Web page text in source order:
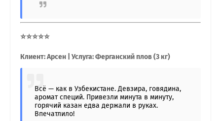
⭐⭐⭐⭐⭐
Клиент: Арсен | Услуга: Ферганский плов (3 кг)
Всё — как в Узбекистане. Девзира, говядина,
аромат специй. Привезли минута в минуту,
горячий казан едва держали в руках.
Впечатлило!